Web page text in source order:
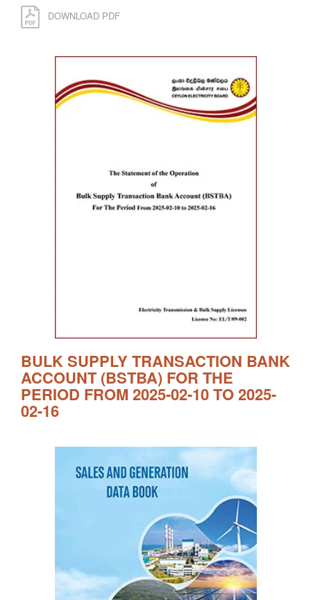
DOWNLOAD PDF
BULK SUPPLY TRANSACTION BANK
ACCOUNT (BSTBA) FOR THE
PERIOD FROM 2025-02-10 TO 2025-
02-16